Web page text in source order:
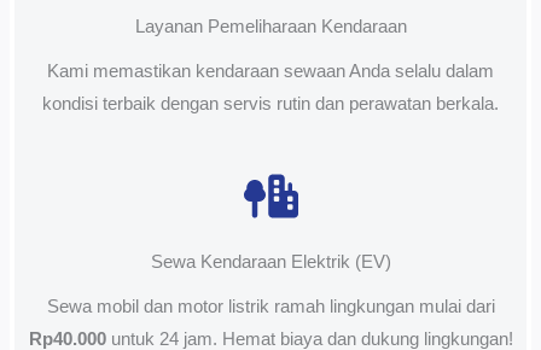
Layanan Pemeliharaan Kendaraan
Kami memastikan kendaraan sewaan Anda selalu dalam
kondisi terbaik dengan servis rutin dan perawatan berkala.
Sewa Kendaraan Elektrik (EV)
Sewa mobil dan motor listrik ramah lingkungan mulai dari
Rp40.000untuk 24 jam. Hemat biaya dan dukung lingkungan!